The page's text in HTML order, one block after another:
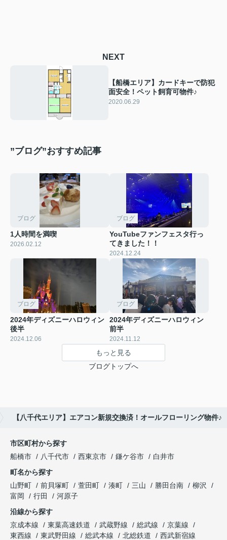
NEXT
【船橋エリア】カードキーで防犯
面安全！ペット飼育可物件♪
2020.06.29
”ブログ”おすすめ記事
ブログ
1人時間を満喫
2026.02.12
ブログ
YouTubeファンフェスタ行っ
てきました！！
2024.12.24
ブログ
2024年ディズニーハロウィン
後半
2024.12.06
ブログ
2024年ディズニーハロウィン
前半
2024.11.12
もっと見る
ブログトップへ
【八千代エリア】エアコン新規交換済！オールフローリング物件♪
市区町村から探す
船橋市
八千代市 西東京市 鎌ケ谷市
白井市
町名から探す
山野町
前貝塚町 萱田町 湊町 三山 勝田台南
柳沢
富岡
行田
河原子
沿線から探す
京成本線
東葉高速鉄道 武蔵野線 総武線
京葉線
東西線
東武野田線 総武本線 北総鉄道
西武新宿線